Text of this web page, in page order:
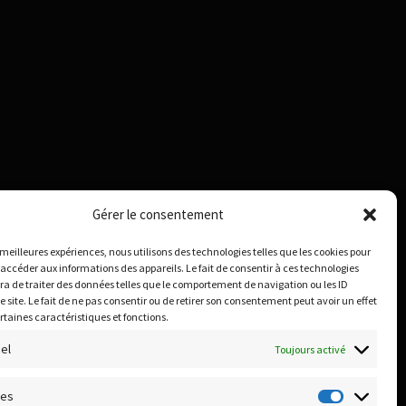
Gérer le consentement
expériences, nous utilisons des technologies telles que les cookies pour
aux informations des appareils. Le fait de consentir à ces technologies
de traiter des données telles que le comportement de navigation ou les ID
site. Le fait de ne pas consentir ou de retirer son consentement peut avoir un effet
caractéristiques et fonctions.
Toujours activé